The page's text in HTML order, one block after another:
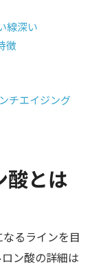
線深い
徴
チエイジング
酸とは
るラインを目
ン酸の詳細は